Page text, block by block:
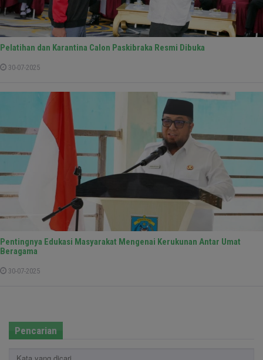
Pelatihan dan Karantina Calon Paskibraka Resmi Dibuka
30-07-2025
Pentingnya Edukasi Masyarakat Mengenai Kerukunan Antar Umat
Beragama
30-07-2025
Pencarian